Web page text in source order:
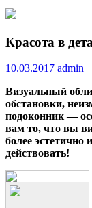
Красота в
10.03.2017 admin
Визуальный
обстановки,
подоконник —
вам то, что вы
более
действовать!